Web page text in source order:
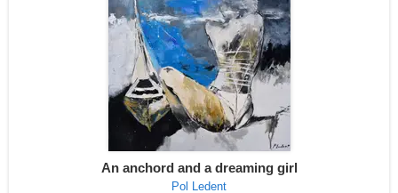
An anchord and a dreaming girl
Pol Ledent